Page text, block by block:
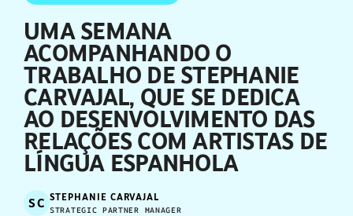
UMA SEMANA
ACOMPANHANDO O
TRABALHO DE STEPHANIE
CARVAJAL, QUE SE DEDICA
AO DESENVOLVIMENTO DAS
RELAÇÕES COM ARTISTAS DE
LÍNGUA ESPANHOLA
SC STEPHANIE CARVAJAL
STRATEGIC PARTNER MANAGER